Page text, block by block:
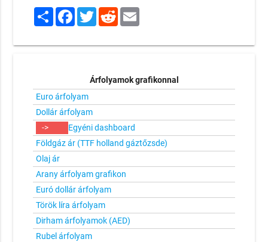
ShareFacebook
TwitterRedditEmail
Árfolyamok grafikonnal
Euro árfolyam
Dollár árfolyam
->
Egyéni dashboard
Földgáz ár (TTF holland gáztőzsde)
Olaj ár
Arany árfolyam grafikon
Euró dollár árfolyam
Török líra árfolyam
Dirham árfolyamok (AED)
Rubel árfolyam